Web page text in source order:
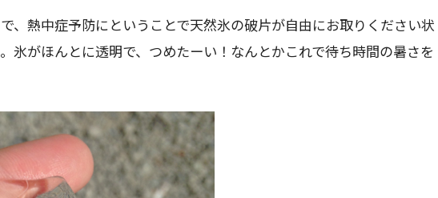
、熱中症予防にということで天然氷の破片が自由にお取りください状
氷がほんとに透明で、つめたーい！なんとかこれで待ち時間の暑さを